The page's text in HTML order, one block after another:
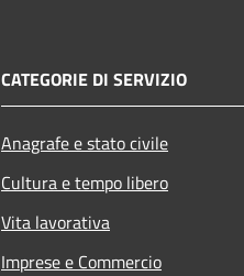
CATEGORIE DI SERVIZIO
Anagrafe e stato civile
Cultura e tempo libero
Vita lavorativa
Imprese e Commercio